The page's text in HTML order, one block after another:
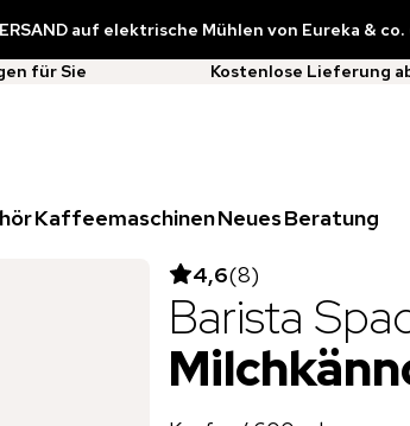
auf elektrische Mühlen von Eureka & co.
für Sie Kostenlose Lieferung
KaffeemaschinenNeuesBeratung
4,6(8)
Barista